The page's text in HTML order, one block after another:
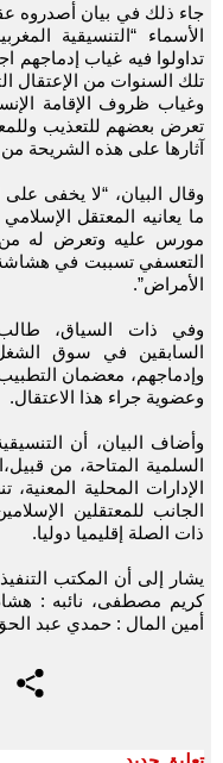
جاء ذلك في بيان أصدروه
الأسماء “التنسيقية
تداولوا فيه غياب إدماجهم
تلك السنوات من الإعتقال
وغياب ظروف الإقامة
تعرض بعضهم للتعذيب
آثارها على هذه الشريحة من
وقال البيان، “لا يخفى على
ما يعانيه المعتقل
مورس عليه وتعرض له من
التعسفي تسببت في هشاشة
الأمراض”.
وفي ذات السياق، طالب
السابقين في سوق
وإدماجهم، معضمان
وعضوية جراء هذا الاعتقال.
وأضاف البيان، أن
السلمية المتاحة، من
الإدارات المحلية
الجانب للمعتقلين
ذات الصلة إقليميا دوليا.
يشار إلى أن المكتب
كريم مصطفى، نائبه :
أمين المال : حمدي عبد